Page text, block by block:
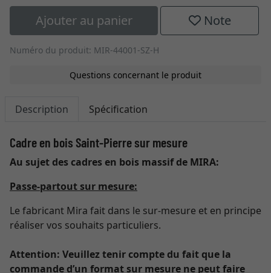
Ajouter au panier Note
Numéro du produit: MIR-44001-SZ-H
Questions concernant le produit
Description Spécification
Cadre en bois Saint-Pierre sur mesure
Au sujet des cadres en bois massif de MIRA:
Passe-partout sur mesure:
Le fabricant Mira fait dans le sur-mesure et en principe
réaliser vos souhaits particuliers.
Attention: Veuillez tenir compte du fait que la
commande d’un format sur mesure ne peut faire